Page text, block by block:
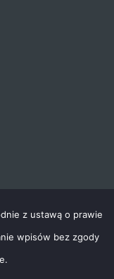
z ustawą o prawie
wpisów bez zgody